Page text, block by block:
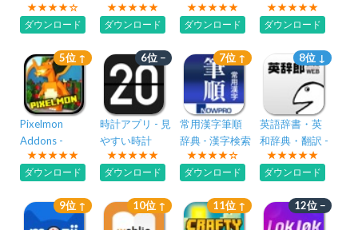
ダウンロード ダウンロード
プリ と 通訳
ダウンロード ダウンロード
5位 ↑
Pixelmon
Addons -
Minecraft PE
ダウンロード
6位 −
時計アプリ - 見
やすい時計
ダウンロード
7位 ↑
常用漢字筆順
辞典 - 漢字検索
ダウンロード
8位 ↓
英語辞書・英
和辞典・翻訳 -
英辞郎 on the
WEB
ダウンロード
9位 ↑ 10位 ↑ 11位 ↑ 12位 −